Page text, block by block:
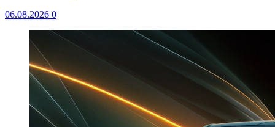
06.08.2026 0